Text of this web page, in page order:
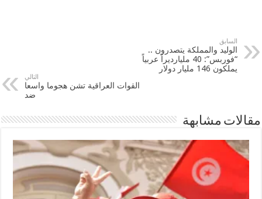
السابق
الوليد والمملكة يتصدرون ..
“فوربس”: 40 مليارديراً عربياً
يملكون 146 مليار دولار
التالي
القوات العراقية تشن هجوما واسعا
ضد
مقالات مشابهة